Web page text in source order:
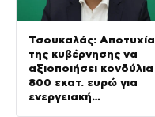
Τσουκαλάς: Αποτυχία
της κυβέρνησης να
αξιοποιήσει κονδύλια
800 εκατ. ευρώ για
ενεργειακή